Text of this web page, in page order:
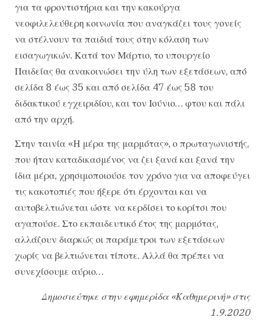
για τα φροντιστήρια και την κακούργα
νεοφιλελεύθερη κοινωνία που αναγκάζει τους γονείς
να στέλνουν τα παιδιά τους στην κόλαση των
εισαγωγικών. Κατά τον Μάρτιο, το υπουργείο
Παιδείας θα ανακοινώσει την ύλη των εξετάσεων, από
σελίδα 8 έως 35 και από σελίδα 47 έως 58 του
διδακτικού εγχειριδίου, και τον Ιούνιο… φτου και πάλι
από την αρχή.
Στην ταινία «Η μέρα της μαρμότας», ο πρωταγωνιστής,
που ήταν καταδικασμένος να ζει ξανά και ξανά την
ίδια μέρα, χρησιμοποιούσε τον χρόνο για να αποφεύγει
τις κακοτοπιές που ήξερε ότι έρχονται και να
αυτοβελτιώνεται ώστε να κερδίσει το κορίτσι που
αγαπούσε. Στο εκπαιδευτικό έτος της μαρμότας,
αλλάζουν διαρκώς οι παράμετροι των εξετάσεων
χωρίς να βελτιώνεται τίποτε. Αλλά θα πρέπει να
συνεχίσουμε αύριο…
Δημοσιεύτηκε στην εφημερίδα «Καθημερινή» στις
1.9.2020